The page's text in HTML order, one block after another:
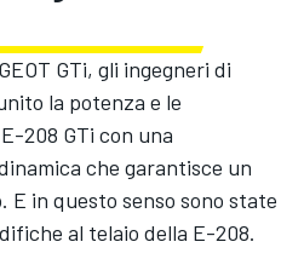
GTi, gli ingegneri di
la potenza e le
208 GTi con una
che garantisce un
in questo senso sono state
al telaio della E-208.